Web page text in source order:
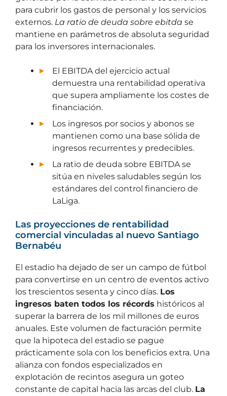
para cubrir los gastos de personal y los servicios
externos. La ratio de deuda sobre ebitda se
mantiene en parámetros de absoluta seguridad
para los inversores internacionales.
El EBITDA del ejercicio actual
demuestra una rentabilidad operativa
que supera ampliamente los costes de
financiación.
Los ingresos por socios y abonos se
mantienen como una base sólida de
ingresos recurrentes y predecibles.
La ratio de deuda sobre EBITDA se
sitúa en niveles saludables según los
estándares del control financiero de
LaLiga.
Las proyecciones de rentabilidad
comercial vinculadas al nuevo Santiago
Bernabéu
El estadio ha dejado de ser un campo de fútbol
para convertirse en un centro de eventos activo
los trescientos sesenta y cinco días. Los
ingresos baten todos los récords históricos al
superar la barrera de los mil millones de euros
anuales. Este volumen de facturación permite
que la hipoteca del estadio se pague
prácticamente sola con los beneficios extra. Una
alianza con fondos especializados en
explotación de recintos asegura un goteo
constante de capital hacia las arcas del club. La